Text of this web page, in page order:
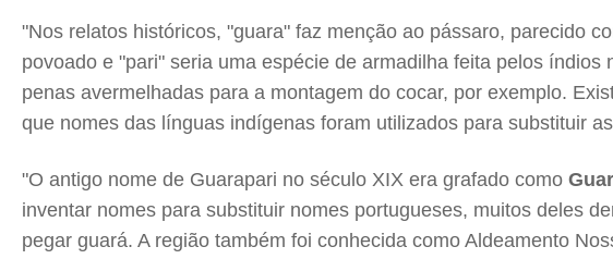
"Nos relatos históricos, "guara" faz menção ao pássaro, parecido
povoado e "pari" seria uma espécie de armadilha feita pelos
penas avermelhadas para a montagem do cocar, por exemplo.
que nomes das línguas indígenas foram utilizados para substituir
"O antigo nome de Guarapari no século XIX era grafado como
inventar nomes para substituir nomes portugueses, muitos deles
pegar guará. A região também foi conhecida como Aldeamento